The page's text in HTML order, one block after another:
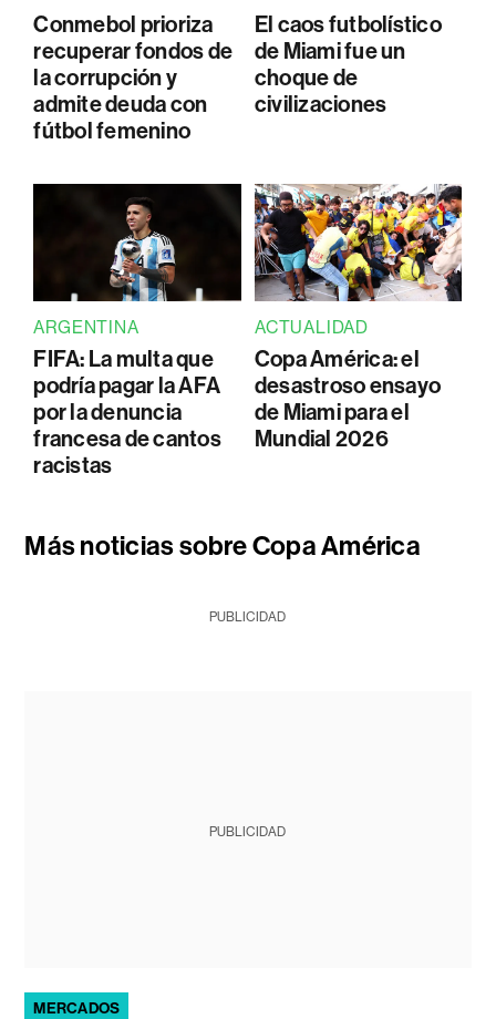
Conmebol prioriza
recuperar fondos de
la corrupción y
admite deuda con
fútbol femenino
El caos futbolístico
de Miami fue un
choque de
civilizaciones
ARGENTINA
FIFA: La multa que
podría pagar la AFA
por la denuncia
francesa de cantos
racistas
ACTUALIDAD
Copa América: el
desastroso ensayo
de Miami para el
Mundial 2026
Más noticias sobre Copa América
PUBLICIDAD
PUBLICIDAD
MERCADOS